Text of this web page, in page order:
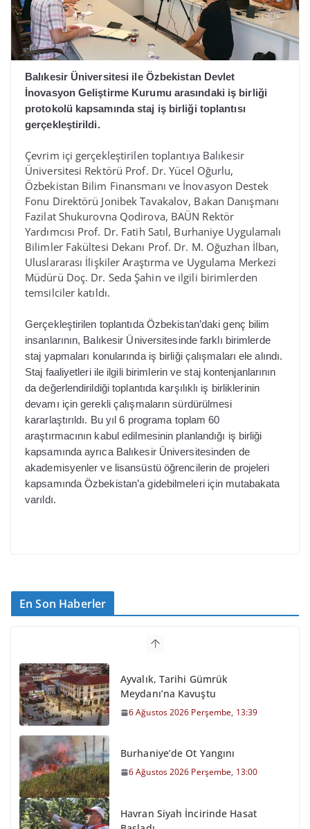
Balıkesir Üniversitesi ile Özbekistan Devlet
İnovasyon Geliştirme Kurumu arasındaki iş birliği
protokolü kapsamında staj iş birliği toplantısı
gerçekleştirildi.
Çevrim içi gerçekleştirilen toplantıya Balıkesir
Üniversitesi Rektörü Prof. Dr. Yücel Oğurlu,
Özbekistan Bilim Finansmanı ve İnovasyon Destek
Fonu Direktörü Jonibek Tavakalov, Bakan Danışmanı
Fazilat Shukurovna Qodirova, BAÜN Rektör
Yardımcısı Prof. Dr. Fatih Satıl, Burhaniye Uygulamalı
Bilimler Fakültesi Dekanı Prof. Dr. M. Oğuzhan İlban,
Uluslararası İlişkiler Araştırma ve Uygulama Merkezi
Müdürü Doç. Dr. Seda Şahin ve ilgili birimlerden
temsilciler katıldı.
Gerçekleştirilen toplantıda Özbekistan’daki genç bilim
insanlarının, Balıkesir Üniversitesinde farklı birimlerde
staj yapmaları konularında iş birliği çalışmaları ele alındı.
Staj faaliyetleri ile ilgili birimlerin ve staj kontenjanlarının
da değerlendirildiği toplantıda karşılıklı iş birliklerinin
devamı için gerekli çalışmaların sürdürülmesi
kararlaştırıldı. Bu yıl 6 programa toplam 60
araştırmacının kabul edilmesinin planlandığı iş birliği
kapsamında ayrıca Balıkesir Üniversitesinden de
akademisyenler ve lisansüstü öğrencilerin de projeleri
kapsamında Özbekistan’a gidebilmeleri için mutabakata
varıldı.
En Son Haberler
Ayvalık, Tarihi Gümrük
Meydanı’na Kavuştu
6 Ağustos 2026 Perşembe, 13:39
Burhaniye’de Ot Yangını
6 Ağustos 2026 Perşembe, 13:00
Havran Siyah İncirinde Hasat